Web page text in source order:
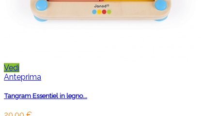
Vedi
Anteprima
Tangram Essentiel in legno...